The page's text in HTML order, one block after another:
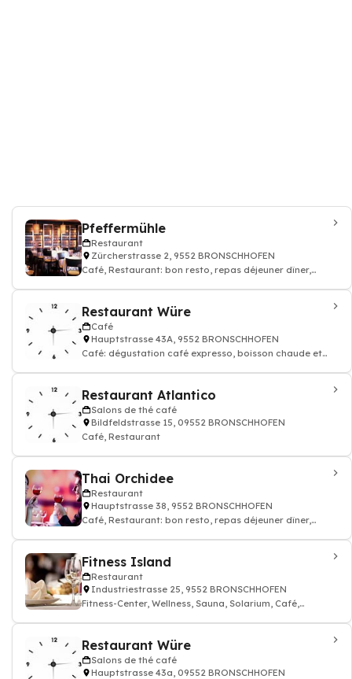
Pfeffermühle
Restaurant
Zürcherstrasse 2, 9552 BRONSCHHOFEN
Café, Restaurant: bon resto, repas déjeuner dîner,
Restaurant Würe
Café
Hauptstrasse 43A, 9552 BRONSCHHOFEN
Café: dégustation café expresso, boisson chaude et
Restaurant Atlantico
Salons de thé café
Bildfeldstrasse 15, 09552 BRONSCHHOFEN
Café, Restaurant
Thai Orchidee
Restaurant
Hauptstrasse 38, 9552 BRONSCHHOFEN
Café, Restaurant: bon resto, repas déjeuner dîner,
Fitness Island
Restaurant
Industriestrasse 25, 9552 BRONSCHHOFEN
Fitness-Center, Wellness, Sauna, Solarium, Café,
Restaurant Würe
Salons de thé café
Hauptstrasse 43a, 09552 BRONSCHHOFEN